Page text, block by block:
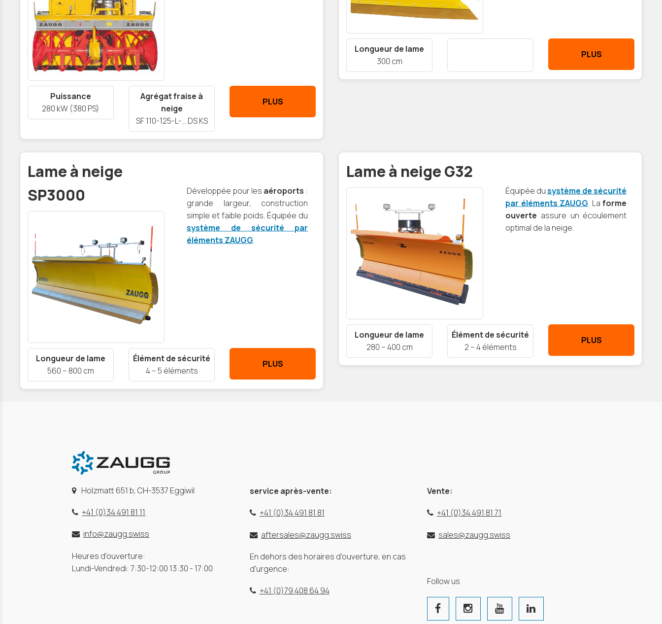
Puissance
280 kW (380 PS)
Agrégat fraise à
neige
SF 110-125-L-… DS KS
PLUS
Longueur de lame
300 cm
PLUS
Lame à neige
SP3000
Développée pour les aéroports :
grande largeur, construction
simple et faible poids. Équipée du
système de sécurité par
éléments ZAUGG
Longueur de lame
560 – 800 cm
Élément de sécurité
4 – 5 éléments
PLUS
Lame à neige G32
Équipée dusystème de sécurité
par éléments ZAUGG . Laforme
ouverte assure un écoulement
optimal de la neige.
Longueur de lame
280 – 400 cm
Élément de sécurité
2 – 4 éléments
PLUS
Holzmatt 651 b, CH-3537 Eggiwil
+41 (0)34 491 81 11
info@zaugg.swiss
Heures d'ouverture:
Lundi-Vendredi: 7:30-12:00 13:30 - 17:00
service après-vente:
+41 (0)34 491 81 81
aftersales@zaugg.swiss
En dehors des horaires d'ouverture, en cas
d'urgence:
+41 (0)79 408 64 94
Vente:
+41 (0)34 491 81 71
sales@zaugg.swiss
Follow us